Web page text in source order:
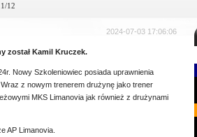
12
2024-07-03 17:06:06
został Kamil Kruczek.
Nowy Szkoleniowiec posiada uprawnienia
z nowym trenerem drużynę jako trener
MKS Limanovia jak również z drużynami
AP Limanovia.